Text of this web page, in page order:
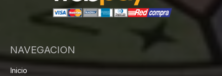
NAVEGACION
Inicio